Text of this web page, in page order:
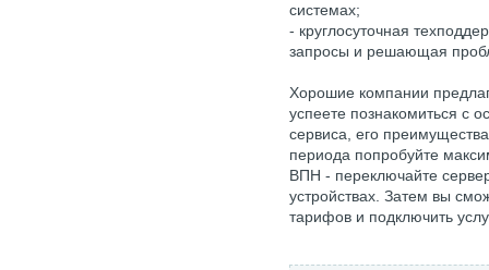
системах;
- круглосуточная
запросы и решающая
Хорошие компании
успеете познакомиться с
сервиса, его
периода попробуйте
ВПН - переключайте
устройствах. Затем вы
тарифов и подключить